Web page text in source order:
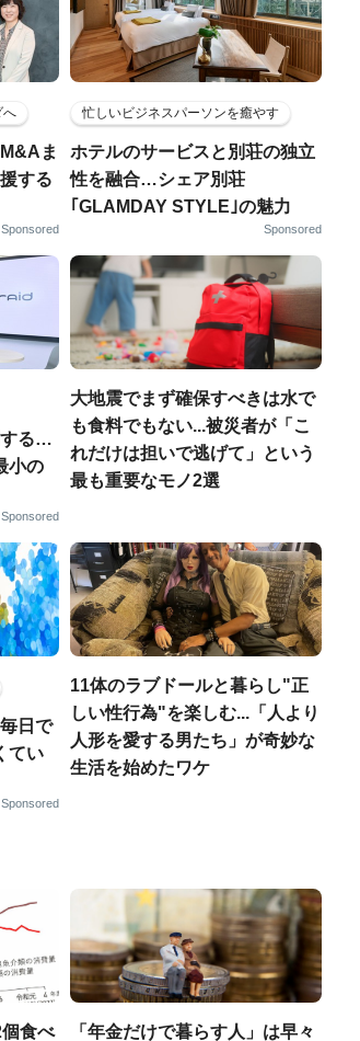
へ
ま
する
Sponsored
忙しいビジネスパーソンを癒やす
ホテルのサービスと別荘の独立
性を融合…シェア別荘
｢GLAMDAY STYLE｣の魅力
Sponsored
する…
小の
Sponsored
大地震でまず確保すべきは水で
も食料でもない...被災者が「こ
れだけは担いで逃げて」という
最も重要なモノ2選
日で
てい
Sponsored
11体のラブドールと暮らし"正
しい性行為"を楽しむ...「人より
人形を愛する男たち」が奇妙な
生活を始めたワケ
食べ 「年金だけで暮らす人」は早々